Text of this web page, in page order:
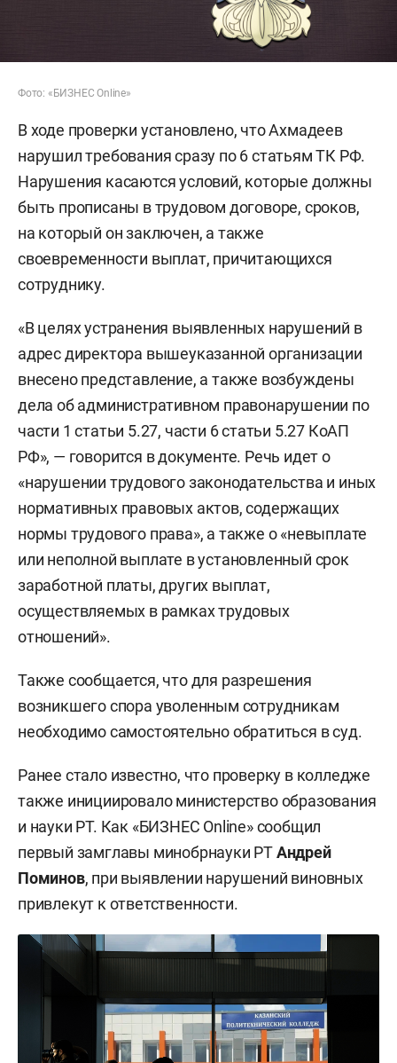
Фото: «БИЗНЕС Online»
В ходе проверки установлено, что Ахмадеев
нарушил требования сразу по 6 статьям ТК РФ.
Нарушения касаются условий, которые должны
быть прописаны в трудовом договоре, сроков,
на который он заключен, а также
своевременности выплат, причитающихся
сотруднику.
«В целях устранения выявленных нарушений в
адрес директора вышеуказанной организации
внесено представление, а также возбуждены
дела об административном правонарушении по
части 1 статьи 5.27, части 6 статьи 5.27 КоАП
РФ», — говорится в документе. Речь идет о
«нарушении трудового законодательства и иных
нормативных правовых актов, содержащих
нормы трудового права», а также о «невыплате
или неполной выплате в установленный срок
заработной платы, других выплат,
осуществляемых в рамках трудовых
отношений».
Также сообщается, что для разрешения
возникшего спора уволенным сотрудникам
необходимо самостоятельно обратиться в суд.
Ранее стало известно, что проверку в колледже
также инициировало министерство образования
и науки РТ. Как «БИЗНЕС Online» сообщил
первый замглавы минобрнауки РТАндрей
Поминов, при выявлении нарушений виновных
привлекут к ответственности.